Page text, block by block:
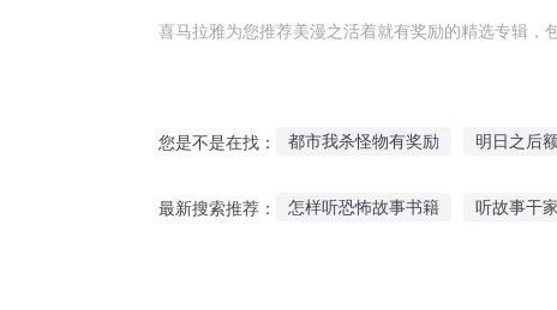
喜马拉雅为您推荐美漫之活着就有奖励的精选专辑，
您是不是在找： 都市我杀怪物有奖励 明日之后
最新搜索推荐： 怎样听恐怖故事书籍 听故事干